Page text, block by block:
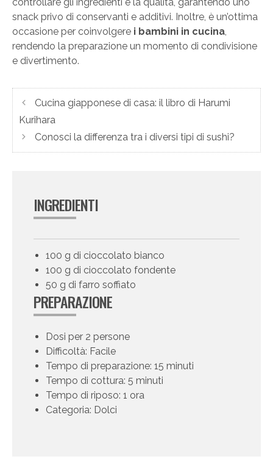
snack privo di conservanti e additivi. Inoltre, è un’ottima
occasione per coinvolgere i bambini in cucina,
rendendo la preparazione un momento di condivisione
e divertimento.
Cucina giapponese di casa: il libro di Harumi
Kurihara
Conosci la differenza tra i diversi tipi di sushi?
INGREDIENTI
100 g di cioccolato bianco
100 g di cioccolato fondente
50 g di farro soffiato
PREPARAZIONE
Dosi per 2 persone
Difficoltà: Facile
Tempo di preparazione: 15 minuti
Tempo di cottura: 5 minuti
Tempo di riposo: 1 ora
Categoria: Dolci